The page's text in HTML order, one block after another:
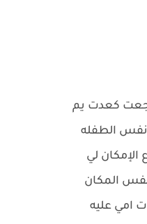
رجعت كعدت يم
الطفله
وكفت بي قبل 3 سنوات صفنت ع الإمكان لي
المكان
امي عليه